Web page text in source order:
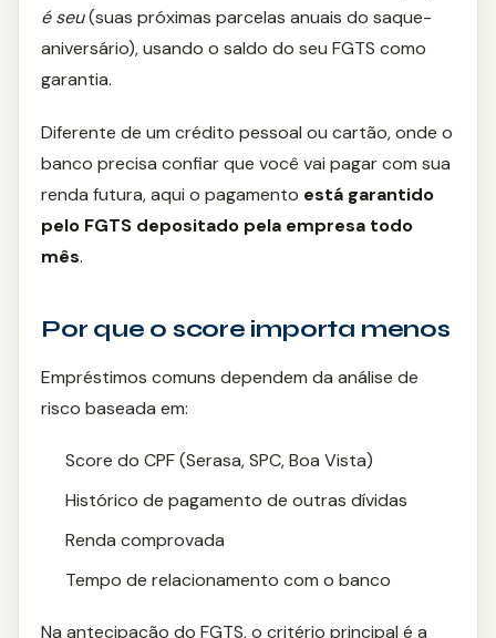
Serviços
SEGUROS
Vida
Auto
Ourocap
é seu(suas próximas parcelas anuais do saque-
aniversário), usando o saldo do seu FGTS como
garantia.
Diferente de um crédito pessoal ou cartão, onde o
banco precisa confiar que você vai pagar com sua
renda futura, aqui o pagamento está garantido
pelo FGTS depositado pela empresa todo
mês.
Por que o score importa menos
Empréstimos comuns dependem da análise de
risco baseada em:
Score do CPF (Serasa, SPC, Boa Vista)
Histórico de pagamento de outras dívidas
Renda comprovada
Tempo de relacionamento com o banco
Na antecipação do FGTS, o critério principal é a